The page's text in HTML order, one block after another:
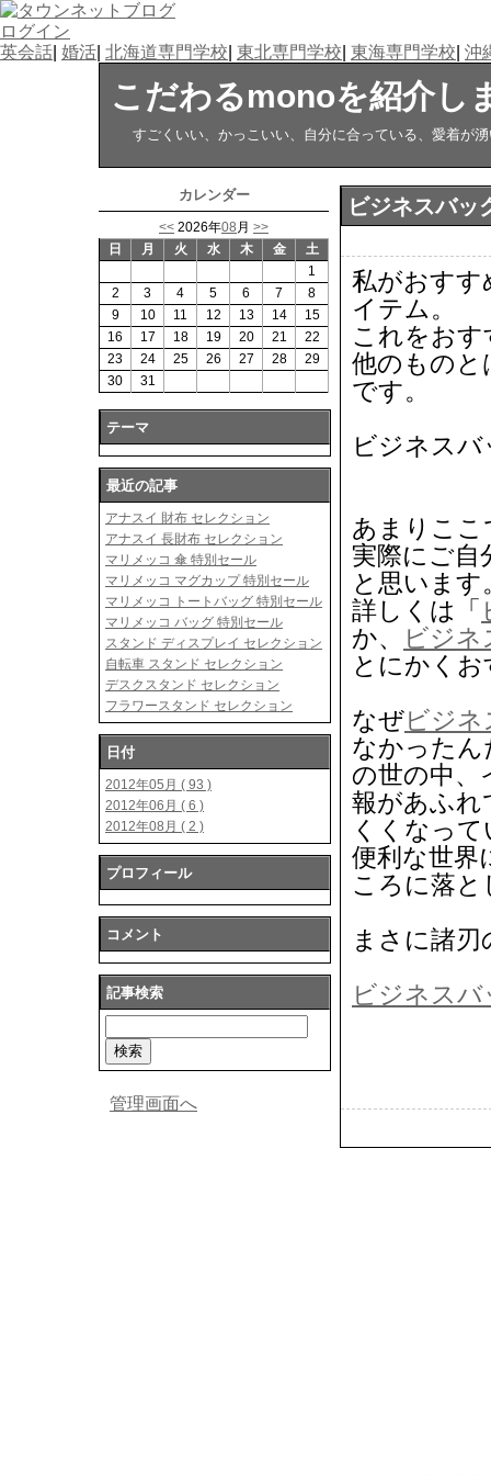
ログイン
英会話 婚活 北海道専門学校 東北専門学校 東海専門学校 沖
こだわるmonoを紹介し
すごくいい、かっこいい、自分に合っている、愛着が
ビジネスバッ
私がおすす
イテム。
これをお
他のものと
です。
ビジネス
あまりこ
実際にご自
と思います
詳しくは「
か、
ビジネ
とにかく
なぜビジ
なかったん
の世の中、
報があふれ
くくなっ
便利な世界
ころに落と
まさに諸
ビジネスバ
カレンダー
<< 2026年08 月 >>
日
月 火 水 木 金
土
1
2
3 4 5 6 7
8
9
10 11 12 13 14
15
16
17 18 19 20 21
22
23
24 25 26 27 28
29
30
31
テーマ
最近の記事
アナスイ 財布 セレクション
アナスイ 長財布 セレクション
マリメッコ 傘 特別セール
マリメッコ マグカップ 特別セール
マリメッコ トートバッグ 特別セール
マリメッコ バッグ 特別セール
スタンド ディスプレイ セレクション
自転車 スタンド セレクション
デスクスタンド セレクション
フラワースタンド セレクション
日付
2012年05月 ( 93 )
2012年06月 ( 6 )
2012年08月 ( 2 )
プロフィール
コメント
記事検索
管理画面へ